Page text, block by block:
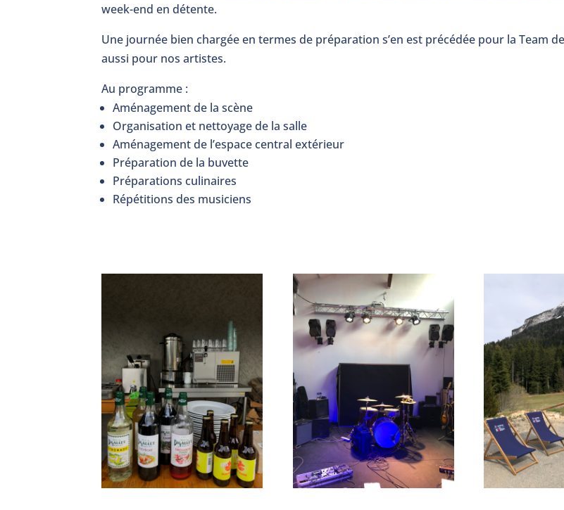
week-end en détente.
Une journée bien chargée en termes de préparation s’en est précédée pour la Team
aussi pour nos artistes.
Au programme :
Aménagement de la scène
Organisation et nettoyage de la salle
Aménagement de l’espace central extérieur
Préparation de la buvette
Préparations culinaires
Répétitions des musiciens